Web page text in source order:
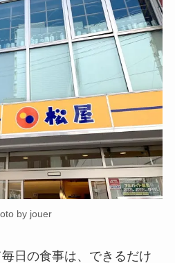
by jouer
日の食事は、できるだけ